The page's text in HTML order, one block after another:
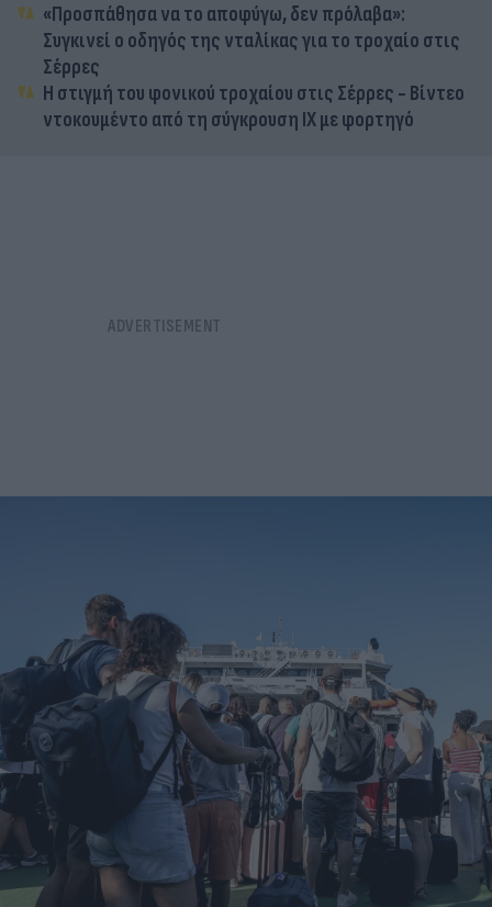
«Προσπάθησα να το αποφύγω, δεν πρόλαβα»:
Συγκινεί ο οδηγός της νταλίκας για το τροχαίο στις
Σέρρες
Η στιγμή του φονικού τροχαίου στις Σέρρες - Βίντεο
ντοκουμέντο από τη σύγκρουση ΙΧ με φορτηγό